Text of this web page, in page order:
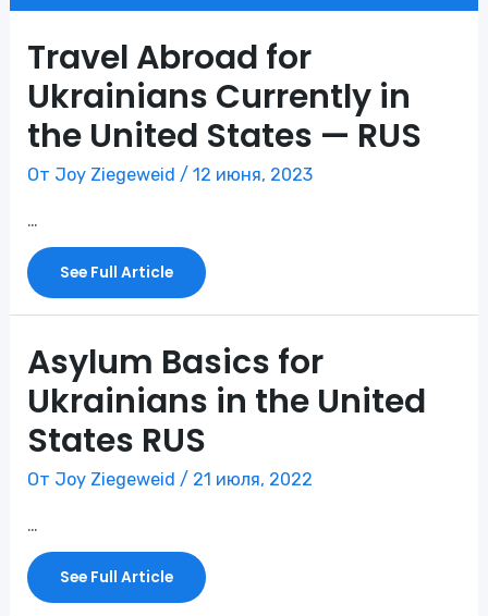
Travel Abroad for
Ukrainians Currently in
the United States — RUS
От Joy Ziegeweid /12 июня, 2023
…
Abroad
Ukrainians
Currently
United
States
—
RUS
See Full Article
Asylum Basics for
Ukrainians in the United
States RUS
От Joy Ziegeweid / 21 июля, 2022
…
Asylum
Basics
Ukrainians
See Full Article